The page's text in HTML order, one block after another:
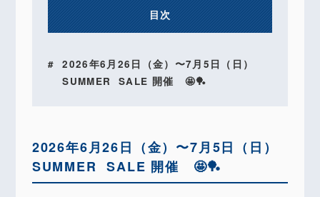
目次
2026年6月26日（金）〜7月5日（日）
SUMMER SALE 開催 🤩🏓
2026年6月26日（金）〜7月5日（日）
SUMMER SALE 開催 🤩🏓